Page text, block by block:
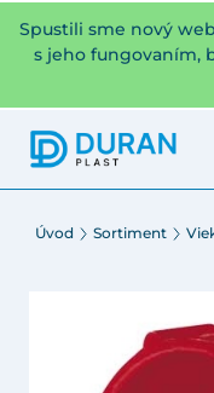
Spustili sme nový
s jeho fungovaním,
Úvod Sortiment